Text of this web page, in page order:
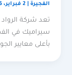
الفجيرة |2 فبراير، 2026
تعد شركة
سيراميك في
بأعلى معايير